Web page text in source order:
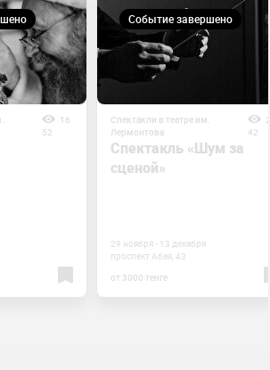
16
52
Событие завершено
Спектакли в театре им.
Лермонтова
42
Спектакль «Шум за
сценой»
29 ноября - 13 декабря
проспект Абая, 43
от 3000 тенге